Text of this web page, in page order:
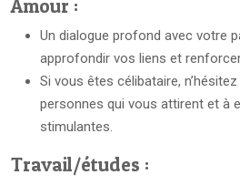
Amour :
Un dialogue profond avec votre
approfondir vos liens et
Si vous êtes célibataire,
personnes qui vous attirent et à
stimulantes.
Travail/études :